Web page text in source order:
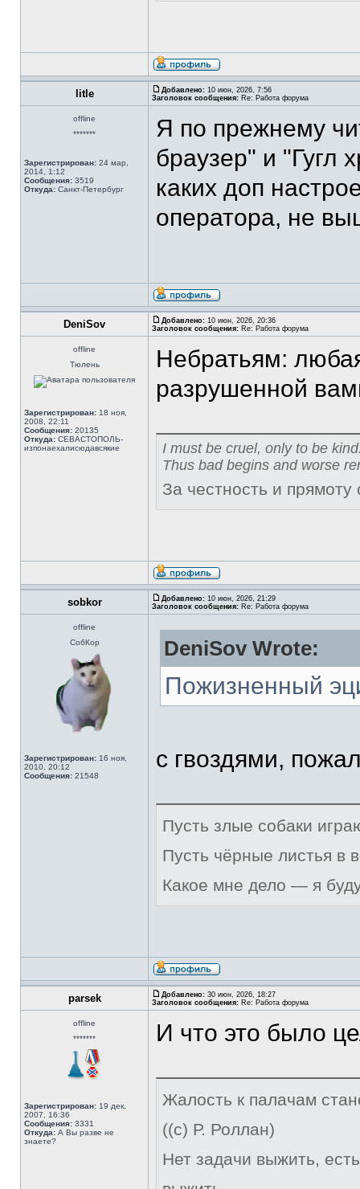
litle Добавлено: 10 июн, 2026, 7:56
Заголовок сообщения: Re: Работа форума
offline
*******
Зарегистрирован: 24 мар,
2014, 1:12
Сообщения: 3519
Откуда: Санкт-Петербург
Я по прежнему
браузер" и "Гугл
каких доп
оператора, не
DeniSov Добавлено: 10 июн, 2026, 20:36
Заголовок сообщения: Re: Работа форума
offline
Тюлень
Зарегистрирован: 18 ноя,
2008, 22:11
Сообщения: 20135
Откуда: СЕВАСТОПОЛЬ-
изпонаехалисюдавсякие
Небратьям:
разрушенной
I must be cruel, only to be
Thus bad begins and worse
За честность и
sobkor Добавлено: 10 июн, 2026, 21:29
Заголовок сообщения: Re: Работа форума
offline
СобКор
Зарегистрирован: 16 ноя,
2010, 20:12
Сообщения: 21548
DeniSov Wrote:
Пожизненный
с гвоздями,
Пусть злые собаки
Пусть чёрные листья в
Какое мне дело — я
parsek Добавлено: 30 июн, 2026, 18:27
Заголовок сообщения: Re: Работа форума
offline
*******
Зарегистрирован: 19 дек,
2007, 16:36
Сообщения: 3331
Откуда: А Вы разве не
знаете?
И что это было
Жалость к палачам
((с) Р. Роллан)
Нет задачи выжить,